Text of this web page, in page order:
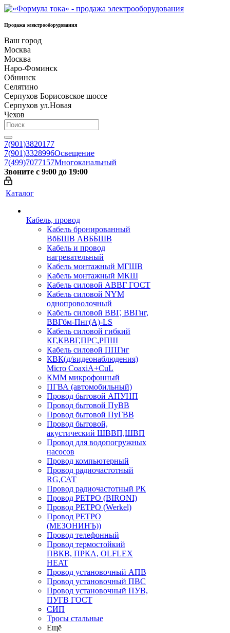
Продажа электрооборудования
Ваш город
Москва
Москва
Наро-Фоминск
Обнинск
Селятино
Серпухов Борисовское шоссе
Серпухов ул.Новая
Чехов
7(901)3820177
7(901)3328996Освещение
7(499)7077157Многоканальный
Звоните с 9:00 до 19:00
Каталог
Кабель, провод
Кабель бронированный
ВбБШВ АВББШВ
Кабель и провод
нагревательный
Кабель монтажный МГШВ
Кабель монтажный МКШ
Кабель силовой АВВГ ГОСТ
Кабель силовой NYM
однопроволочный
Кабель силовой ВВГ, ВВГнг,
ВВГбм-Пнг(А)-LS
Кабель силовой гибкий
КГ,КВВГ,ПРС,РПШ
Кабель силовой ППГнг
КВК(д/видеонаблюдения)
Micro CoaxiA+CuL
КММ микрофонный
ПГВА (автомобильный)
Провод бытовой АПУНП
Провод бытовой ПуВВ
Провод бытовой ПуГВВ
Провод бытовой,
акустический ШВВП,ШВП
Провод для водопогружных
насосов
Провод компьютерный
Провод радиочастотный
RG,САТ
Провод радиочастотный РК
Провод РЕТРО (BIRONI)
Провод РЕТРО (Werkel)
Провод РЕТРО
(МЕЗОНИНЪ))
Провод телефонный
Провод термостойкий
ПВКВ, ПРКА, OLFLEX
HEAT
Провод установочный АПВ
Провод установочный ПВС
Провод установочный ПУВ,
ПУГВ ГОСТ
СИП
Тросы стальные
Ещё